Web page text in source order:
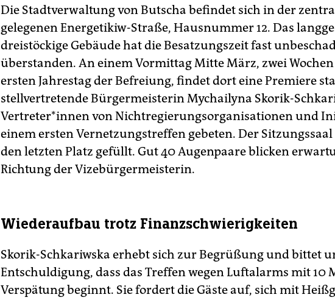
Die Stadtverwaltung von Butscha befindet sich in der
gelegenen Energetikiw-Straße, Hausnummer 12. Das
dreistöckige Gebäude hat die Besatzungszeit fast
überstanden. An einem Vormittag Mitte März, zwei
ersten Jahrestag der Befreiung, findet dort eine Premiere
stellvertretende Bürgermeisterin Mychailyna Skorik-
Ver­tre­te­r*in­nen von Nichtregierungsorganisationen und
einem ersten Vernetzungstreffen gebeten. Der
den letzten Platz gefüllt. Gut 40 Augenpaare blicken
Richtung der Vizebürgermeisterin.
Wiederaufbau trotz Finanzschwierigkeiten
Skorik-Schkariwska erhebt sich zur Begrüßung und bittet
Entschuldigung, dass das Treffen wegen Luftalarms mit 10
Verspätung beginnt. Sie fordert die Gäste auf, sich mit